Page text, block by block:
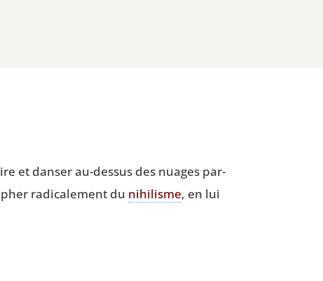
et dan­ser au-des­sus des nuages par­
radi­ca­le­ment du nihi­lisme, en lui